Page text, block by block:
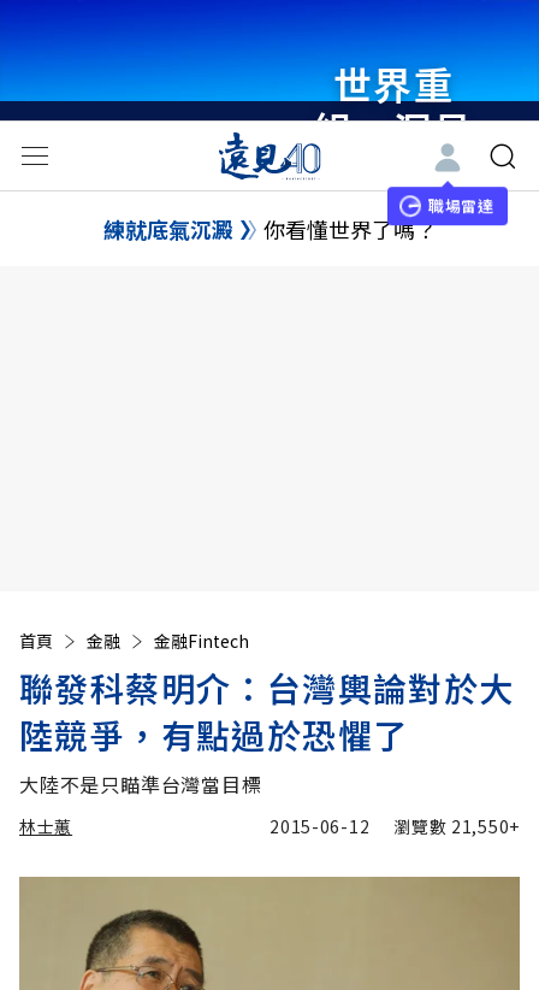
世界重
組・洞見
未來 與
世界領袖
職場雷達
練就底氣沉澱 你看懂世界了嗎？
首頁 金融 金融Fintech
聯發科蔡明介：台灣輿論對於大
陸競爭，有點過於恐懼了
大陸不是只瞄準台灣當目標
林士蕙 2015-06-12 瀏覽數 21,550+